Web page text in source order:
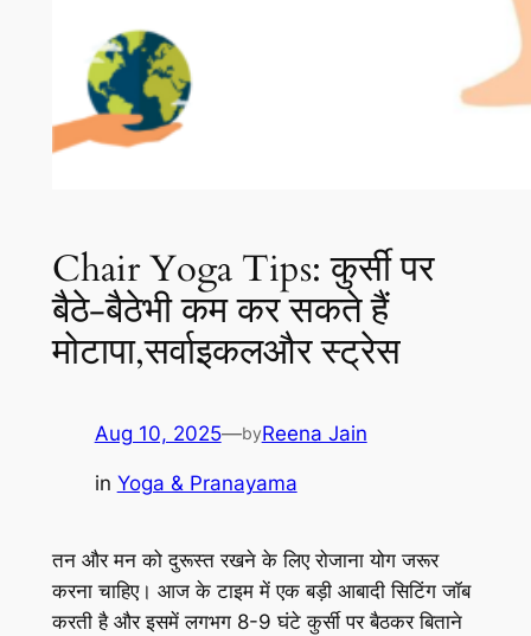
Chair Yoga Tips: कुर्सी पर
बैठे-बैठेभी कम कर सकते हैं
मोटापा,सर्वाइकलऔर स्ट्रेस
Aug 10, 2025—byReena Jain
in Yoga & Pranayama
तन और मन को दुरूस्‍त रखने के लिए रोजाना योग जरूर
करना चाहिए। आज के टाइम में एक बड़ी आबादी सिटिंग जॉब
करती है और इसमें लगभग 8-9 घंटे कुर्सी पर बैठकर बिताने